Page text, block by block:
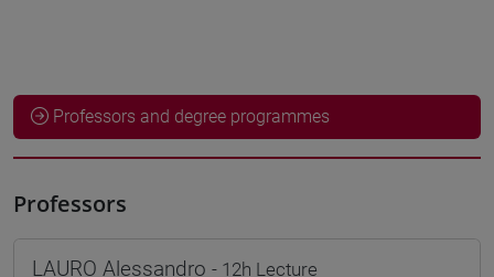
Professors and degree programmes
Professors
LAURO Alessandro - 12h Lecture